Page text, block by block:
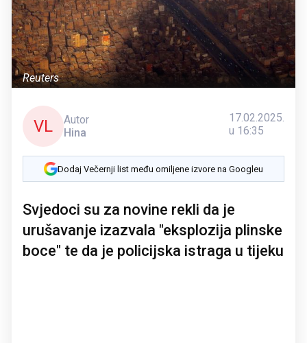
Reuters
VL
Autor
Hina
17.02.2025.
u 16:35
Dodaj Večernji list među omiljene izvore na Googleu
Svjedoci su za novine rekli da je
urušavanje izazvala "eksplozija plinske
boce" te da je policijska istraga u tijeku